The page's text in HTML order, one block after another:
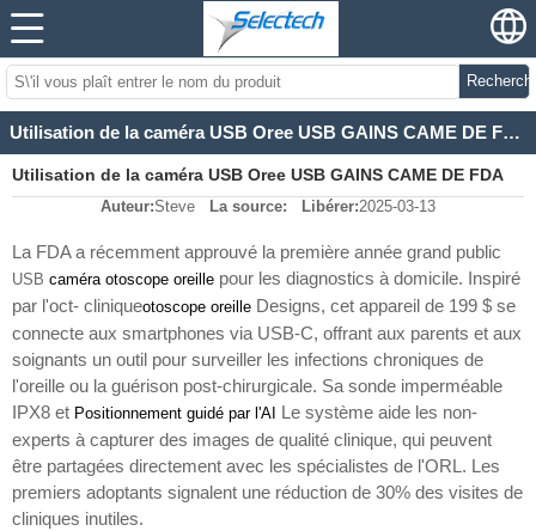
Utilisation de la caméra USB Oree USB GAINS CAME DE FDA
Utilisation de la caméra USB Oree USB GAINS CAME DE FDA
Auteur:Steve La source: Libérer:2025-03-13
La FDA a récemment approuvé la première année grand public
USB caméra otoscope oreille pour les diagnostics à domicile. Inspiré
par l'oct- cliniqueotoscope oreille Designs, cet appareil de 199 $ se
connecte aux smartphones via USB-C, offrant aux parents et aux
soignants un outil pour surveiller les infections chroniques de
l'oreille ou la guérison post-chirurgicale. Sa sonde imperméable
IPX8 et Positionnement guidé par l'AI Le système aide les non-
experts à capturer des images de qualité clinique, qui peuvent
être partagées directement avec les spécialistes de l'ORL. Les
premiers adoptants signalent une réduction de 30% des visites de
cliniques inutiles.